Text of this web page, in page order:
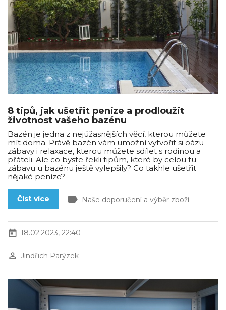
8 tipů, jak ušetřit peníze a prodloužit
životnost vašeho bazénu
Bazén je jedna z nejúžasnějších věcí, kterou můžete
mít doma. Právě bazén vám umožní vytvořit si oázu
zábavy i relaxace, kterou můžete sdílet s rodinou a
přáteli. Ale co byste řekli tipům, které by celou tu
zábavu u bazénu ještě vylepšily? Co takhle ušetřit
nějaké peníze?
Číst více label Naše doporučení a výběr zboží
today 18.02.2023, 22:40
perm_identity Jindřich Parýzek